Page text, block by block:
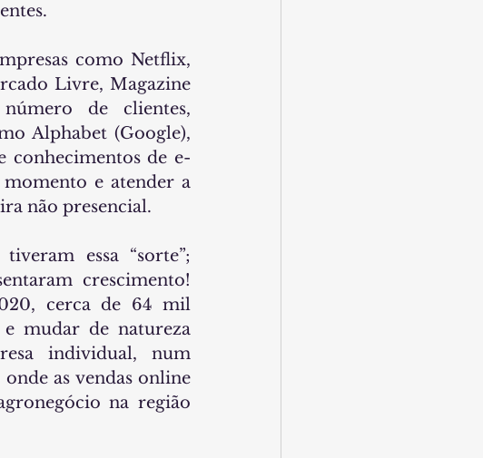
como Netflix,
Livre, Magazine
de clientes,
Alphabet (Google),
conhecimentos de e-
e atender a
não presencial.
essa “sorte”;
crescimento!
cerca de 64 mil
e mudar de natureza
individual, num
as vendas online
na região